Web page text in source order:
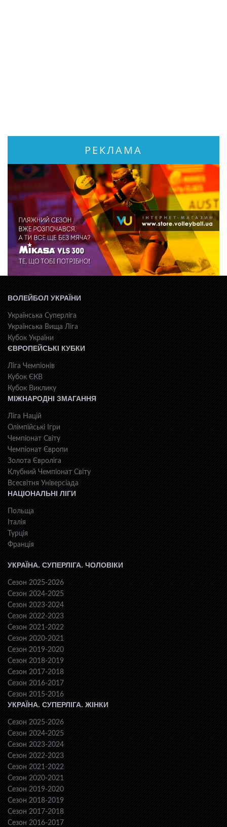
РЕКЛАМА
ВОЛЕЙБОЛ УКРАЇНИ
Українська Суперліга
Українська Вища Ліга
Кубок України
ЄВРОПЕЙСЬКІ КУБКИ
Ліга Чемпіонів
Кубок ЄКВ
Кубок Виклику
МІЖНАРОДНІ ЗМАГАННЯ
Ліга Націй
Олімпійські Ігри
Чемпіонат Світу
Чемпіонат Європи
Золота Євроліга
Клубний Чемпіонат Світу
Всесвiтня Унiверсiaда
НАЦІОНАЛЬНІ ЛІГИ
Польща
Італія
Турція
Франція
УКРАЇНА. СУПЕРЛІГА. ЧОЛОВІКИ
Сезон 2025-2026
Сезон 2024-2025
Сезон 2023-2024
Сезон 2022-2023
Сезон 2021-2022
Сезон 2020-2021
Сезон 2019-2020
Сезон 2018-2019
Сезон 2017-2018
Сезон 2016-2017
Сезон 2015-2016
УКРАЇНА. СУПЕРЛІГА. ЖІНКИ
Сезон 2025-2026
Сезон 2024-2025
Сезон 2023-2024
Сезон 2022-2023
Сезон 2021-2022
Сезон 2020-2021
Сезон 2019-2020
Сезон 2018-2019
Сезон 2017-2018
Сезон 2016-2017